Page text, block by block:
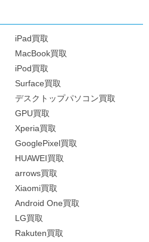
iPad買取
MacBook買取
iPod買取
Surface買取
デスクトップパソコン買取
GPU買取
Xperia買取
GooglePixel買取
HUAWEI買取
arrows買取
Xiaomi買取
Android One買取
LG買取
Rakuten買取